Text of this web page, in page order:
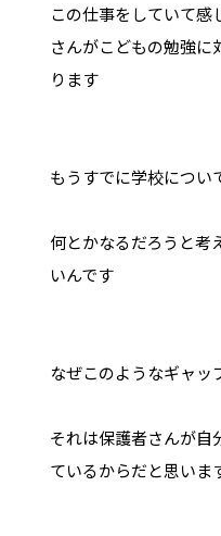
この仕事をしていて感
さんがこどもの勉強に
ります
もうすでに学校につい
何とかなるだろうと考
いんです
なぜこのようなギャッ
それは保護者さんが自
ているからだと思いま